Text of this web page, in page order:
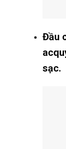
Đầu
sạc.